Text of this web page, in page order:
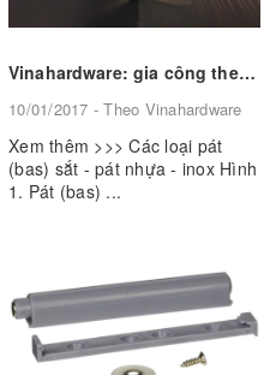
Vinahardware: gia công theo yêu cầu các loại pát (bas) sắt - pát nhựa - inox
10/01/2017 - Theo Vinahardware
Xem thêm >>> Các loại pát
(bas) sắt - pát nhựa - inox Hình
1. Pát (bas) ...